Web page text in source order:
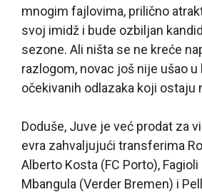
mnogim fajlovima, prilično
svoj imidž i bude ozbiljan
sezone. Ali ništa se ne kreće
razlogom, novac još nije ušao u
očekivanih odlazaka koji ostaju
Doduše, Juve je već prodat za
evra zahvaljujući transferima
Alberto Kosta (FC Porto),
Mbangula (Verder Bremen) i